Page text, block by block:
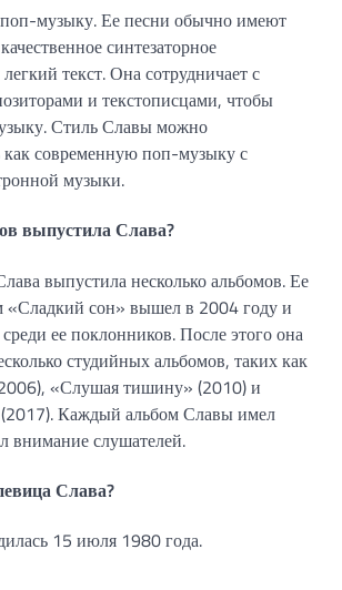
музыку. Ее песни обычно имеют
синтезаторное
текст. Она сотрудничает с
и текстописцами, чтобы
Стиль Славы можно
как современную поп-музыку с
музыки.
выпустила Слава?
выпустила несколько альбомов. Ее
«Сладкий сон» вышел в 2004 году и
ее поклонников. После этого она
студийных альбомов, таких как
«Слушая тишину» (2010) и
Каждый альбом Славы имел
внимание слушателей.
Слава?
15 июля 1980 года.